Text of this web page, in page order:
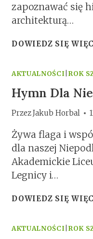
zapoznawać się
architekturą…
DOWIEDZ SIĘ
AKTUALNOŚCI ROK
Hymn Dla
PrzezJakub Horbal
Żywa flaga i
dla naszej
Akademickie
Legnicy i…
DOWIEDZ SIĘ
AKTUALNOŚCI ROK